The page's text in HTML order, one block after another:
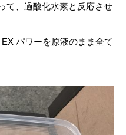
て、過酸化水素と反応させ
パワーを原液のまま全て